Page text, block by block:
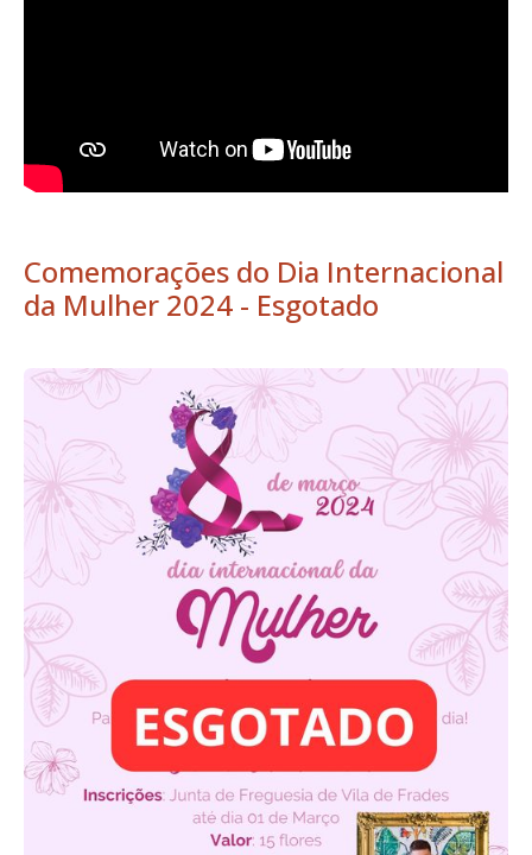
Comemorações do Dia Internacional
da Mulher 2024 - Esgotado